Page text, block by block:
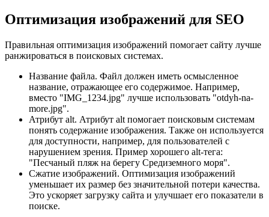
Оптимизация изображений для SEO
Правильная оптимизация изображений помогает сайту лучше
ранжироваться в поисковых системах.
Название файла. Файл должен иметь осмысленное
название, отражающее его содержимое. Например,
вместо "IMG_1234.jpg" лучше использовать "otdyh-na-
more.jpg".
Атрибут alt. Атрибут alt помогает поисковым системам
понять содержание изображения. Также он используется
для доступности, например, для пользователей с
нарушением зрения. Пример хорошего alt-тега:
"Песчаный пляж на берегу Средиземного моря".
Сжатие изображений. Оптимизация изображений
уменьшает их размер без значительной потери качества.
Это ускоряет загрузку сайта и улучшает его показатели в
поиске.